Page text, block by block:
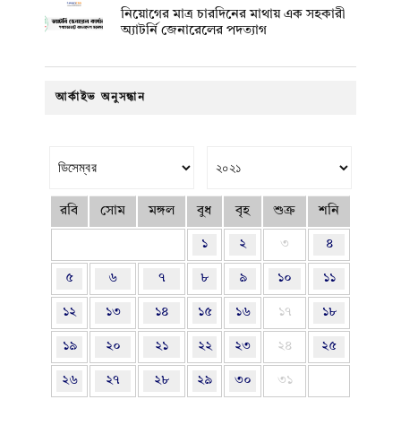
নিয়োগের মাত্র চারদিনের মাথায় এক সহকারী
অ্যাটর্নি জেনারেলের পদত্যাগ
আর্কাইভ অনুসন্ধান
রবি সোম মঙ্গল বুধ বৃহ শুক্র শনি
১ ২ ৩ ৪
৫ ৬ ৭ ৮ ৯ ১০ ১১
১২ ১৩ ১৪ ১৫ ১৬ ১৭ ১৮
১৯ ২০ ২১ ২২ ২৩ ২৪ ২৫
২৬ ২৭ ২৮ ২৯ ৩০ ৩১